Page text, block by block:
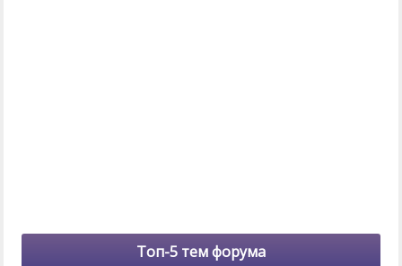
Топ-5 тем форума